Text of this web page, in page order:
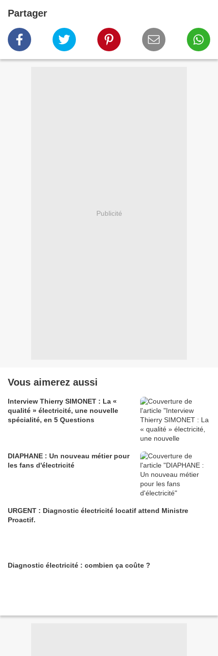
Partager
Publicité
Vous aimerez aussi
Interview Thierry SIMONET : La «
qualité » électricité, une nouvelle
spécialité, en 5 Questions
DIAPHANE : Un nouveau métier pour
les fans d'électricité
URGENT : Diagnostic électricité locatif attend Ministre
Proactif.
Diagnostic électricité : combien ça coûte ?